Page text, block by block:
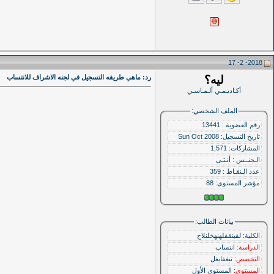
2018- 2- 17
ليه؟
أكـاديـمـي ألـمـاسـي
الملف الشخصي:
رقم العضوية : 13441
تاريخ التسجيل: Sun Oct 2008
المشاركات: 1,571
الـجنــس : أنـثـى
عدد الـنقـاط : 359
مؤشر المستوى: 88
بيانات الطالب:
الكلية: لفبنقفلهنهخلنلاخ
الدراسة: انتساب
التخصص: تبغفايغل
المستوى: المستوى الأول
رد: ماهي طريقه التسجيل في لجنه الاشراف للانتساب